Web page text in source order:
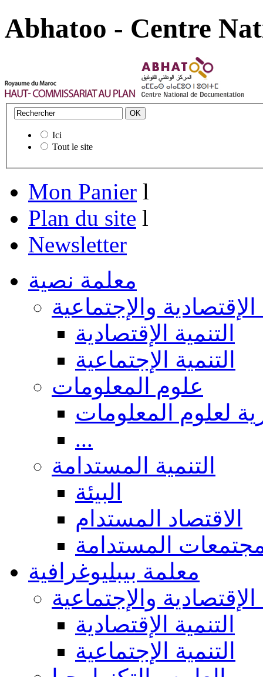
Abhatoo - Centre
Ici
Tout le site
Mon Panier l
Plan du site l
Newsletter
معلمة نصية
الإقتصادية والإجتماعية
التنمية الإقتصادية
التنمية الإجتماعية
علوم المعلومات
لعلوم المعلومات
...
التنمية المستدامة
البيئة
الاقتصاد المستدام
المستدامة
معلمة بيبليوغرافية
الإقتصادية والإجتماعية
التنمية الإقتصادية
التنمية الإجتماعية